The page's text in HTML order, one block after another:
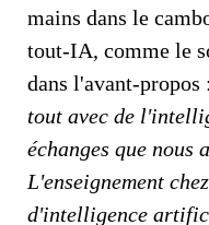
mains dans le
tout-IA, comme le
dans l'avant-propos :
tout avec de
échanges que nous
L'enseignement
d'intelligence